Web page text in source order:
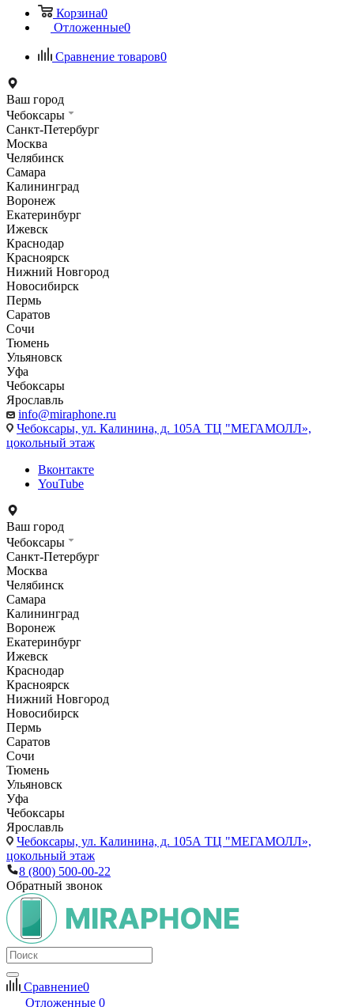
Корзина0
Отложенные0
Сравнение товаров0
Ваш город
Чебоксары
Санкт-Петербург
Москва
Челябинск
Самара
Калининград
Воронеж
Екатеринбург
Ижевск
Краснодар
Красноярск
Нижний Новгород
Новосибирск
Пермь
Саратов
Сочи
Тюмень
Ульяновск
Уфа
Чебоксары
Ярославль
info@miraphone.ru
Чебоксары, ул. Калинина, д. 105А ТЦ "МЕГАМОЛЛ»,
цокольный этаж
Вконтакте
YouTube
Ваш город
Чебоксары
Санкт-Петербург
Москва
Челябинск
Самара
Калининград
Воронеж
Екатеринбург
Ижевск
Краснодар
Красноярск
Нижний Новгород
Новосибирск
Пермь
Саратов
Сочи
Тюмень
Ульяновск
Уфа
Чебоксары
Ярославль
Чебоксары, ул. Калинина, д. 105А ТЦ "МЕГАМОЛЛ»,
цокольный этаж
8 (800) 500-00-22
Обратный звонок
Сравнение0
Отложенные 0